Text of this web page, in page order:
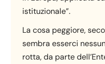
istituzionale”.
La cosa peggiore,
sembra esserci
rotta, da parte